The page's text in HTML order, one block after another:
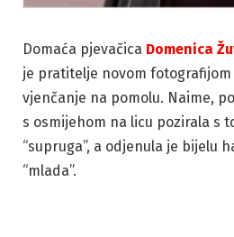
Domaća pjevačica Domenica
je pratitelje novom
vjenčanje na pomolu. Naime,
s osmijehom na licu pozirala s
“supruga”, a odjenula je bijelu
“mlada”.